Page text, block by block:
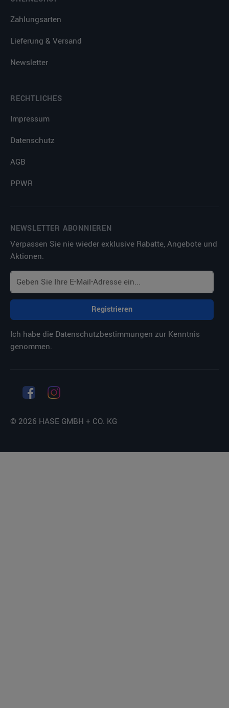
Zahlungsarten
Lieferung & Versand
Newsletter
RECHTLICHES
Impressum
Datenschutz
AGB
PPWR
NEWSLETTER ABONNIEREN
Verpassen Sie nie wieder exklusive Rabatte, Angebote und
Aktionen.
Registrieren
Ich habe die Datenschutzbestimmungen zur Kenntnis
genommen.
© 2026 HASE GMBH + CO. KG